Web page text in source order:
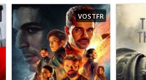
VOSTFR